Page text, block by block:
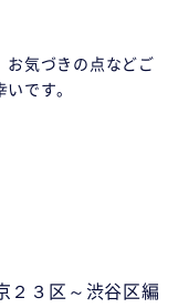
お気づきの点などご
です。
３区～渋谷区編